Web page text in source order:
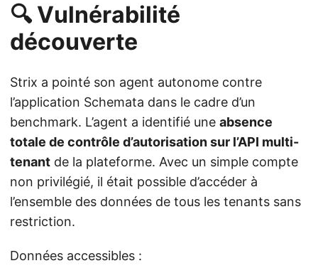
🔍 Vulnérabilité
découverte
Strix a pointé son agent autonome contre
l’application Schemata dans le cadre d’un
benchmark. L’agent a identifié une absence
totale de contrôle d’autorisation sur l’API multi-
tenant de la plateforme. Avec un simple compte
non privilégié, il était possible d’accéder à
l’ensemble des données de tous les tenants sans
restriction.
Données accessibles :